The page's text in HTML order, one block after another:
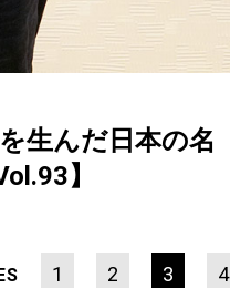
生んだ日本の名
】
1 2 3 4